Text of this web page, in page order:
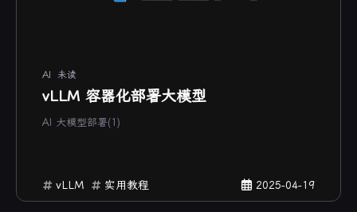
AI 未读
vLLM 容器化部署大模型
AI 大模型部署(1)
2025-04-19
vLLM 实用教程